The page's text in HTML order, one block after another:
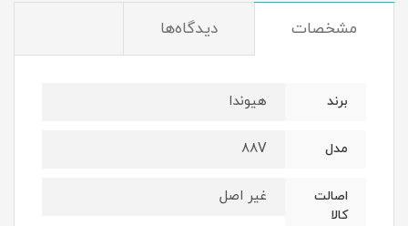
مشخصات دیدگاه‌ها
برند هیوندا
مدل 88V
اصالت
کالا
غیر اصل